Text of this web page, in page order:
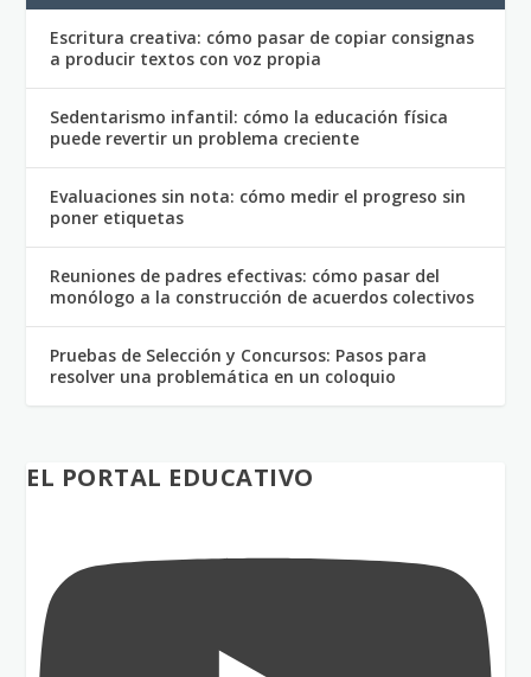
Escritura creativa: cómo pasar de copiar consignas
a producir textos con voz propia
Sedentarismo infantil: cómo la educación física
puede revertir un problema creciente
Evaluaciones sin nota: cómo medir el progreso sin
poner etiquetas
Reuniones de padres efectivas: cómo pasar del
monólogo a la construcción de acuerdos colectivos
Pruebas de Selección y Concursos: Pasos para
resolver una problemática en un coloquio
EL PORTAL EDUCATIVO